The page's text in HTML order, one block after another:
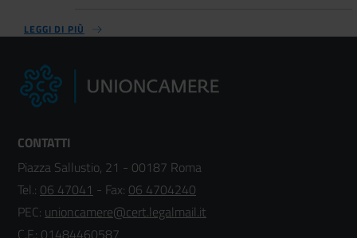
LEGGI DI PIÙ
CONTATTI
Piazza Sallustio, 21 - 00187 Roma
Tel.: 06 47041 - Fax: 06 4704240
PEC: unioncamere@cert.legalmail.it
C.F.: 01484460587